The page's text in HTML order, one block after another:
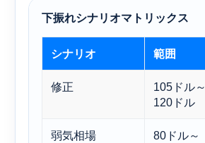
下振れシナリオマトリックス
シナリオ 範囲
修正
105ドル～
120ドル
弱気相場
80ドル～